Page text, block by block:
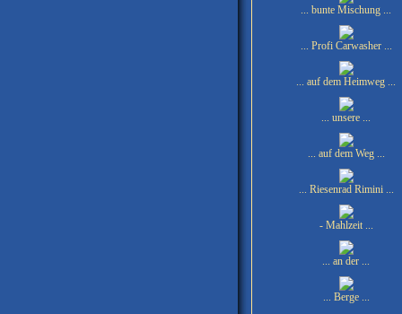
... bunte Mischung ...
... Profi Carwasher ...
... auf dem Heimweg ...
... unsere ...
... auf dem Weg ...
... Riesenrad Rimini ...
- Mahlzeit ...
... an der ...
... Berge ...